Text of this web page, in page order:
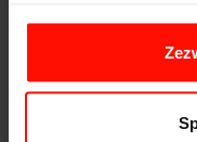
od reguły i
życiu swoje mniej
więc producenci